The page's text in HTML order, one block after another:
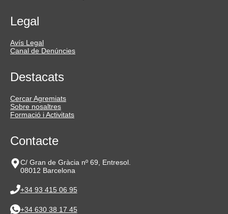
Legal
Avís Legal
Canal de Denúncies
Destacats
Cercar Agremiats
Sobre nosaltres
Formació i Activitats
Contacte
C/ Gran de Gràcia nº 69, Entresol.
08012 Barcelona
+34 93 415 06 95
+34 630 38 17 45